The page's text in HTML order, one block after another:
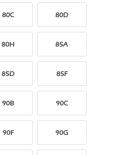
80C 80D
80H 85A
85D 85F
90B 90C
90F 90G